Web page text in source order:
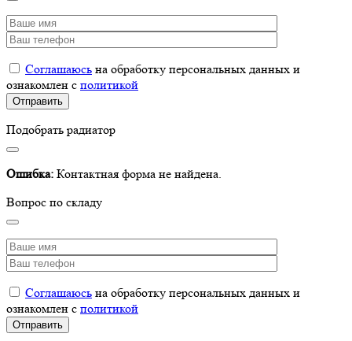
Соглашаюсь на обработку персональных данных и
ознакомлен с политикой
Подобрать радиатор
Ошибка: Контактная форма не найдена.
Вопрос по складу
Соглашаюсь на обработку персональных данных и
ознакомлен с политикой